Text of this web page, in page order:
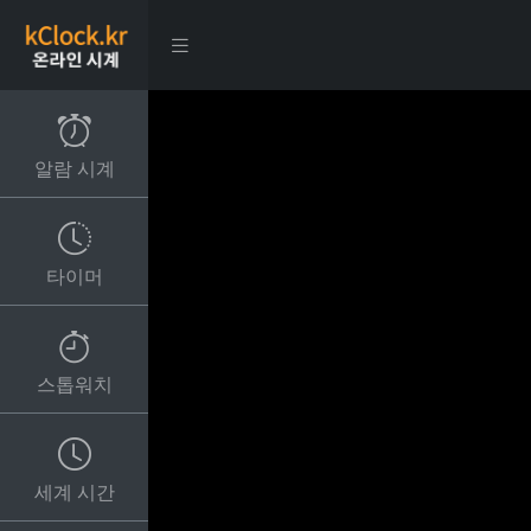
알람 시계
타이머
스톱워치
세계 시간